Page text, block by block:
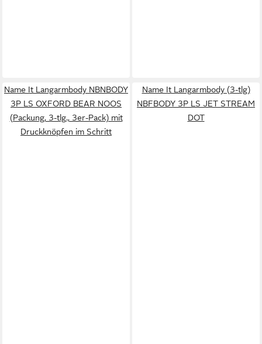
Name It Langarmbody NBNBODY
3P LS OXFORD BEAR NOOS
(Packung, 3-tlg., 3er-Pack) mit
Druckknöpfen im Schritt
Name It Langarmbody (3-tlg)
NBFBODY 3P LS JET STREAM
DOT